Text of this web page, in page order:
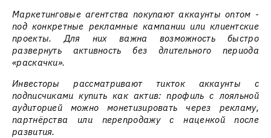
Маркетинговые агентства покупают аккаунты оптом -
под конкретные рекламные кампании или клиентские
проекты. Для них важна возможность быстро
развернуть активность без длительного периода
«раскачки».
Инвесторы рассматривают тикток аккаунты с
подписчиками купить как актив: профиль с лояльной
аудиторией можно монетизировать через рекламу,
партнёрства или перепродажу с наценкой после
развития.